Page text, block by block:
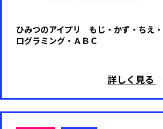
ひみつのアイプリ もじ・かず・ちえ
ログラミング・ＡＢＣ
詳しく見る